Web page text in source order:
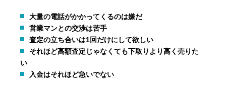
大量の電話がかかってくるのは嫌だ
営業マンとの交渉は苦手
査定の立ち合いは1回だけにして欲しい
それほど高額査定じゃなくても下取りより高く売りた
い
入金はそれほど急いでない